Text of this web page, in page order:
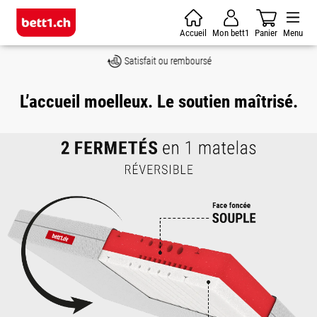
Skip to main content
Accueil Mon bett1 Panier Menu
Satisfait ou remboursé
L’accueil moelleux. Le soutien maîtrisé.
Skip image gallery